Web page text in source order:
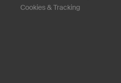
Cookies & Tracking